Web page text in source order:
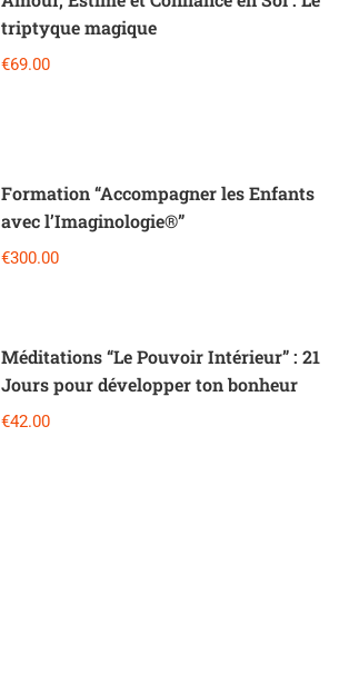
triptyque magique
€69.00
Formation “Accompagner les Enfants
avec l’Imaginologie®”
€300.00
Méditations “Le Pouvoir Intérieur” : 21
Jours pour développer ton bonheur
€42.00